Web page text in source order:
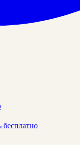
бесплатно